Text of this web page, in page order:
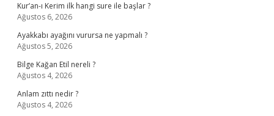
Kur’an-ı Kerim ilk hangi sure ile başlar ?
Ağustos 6, 2026
Ayakkabı ayağını vurursa ne yapmalı ?
Ağustos 5, 2026
Bilge Kağan Etil nereli ?
Ağustos 4, 2026
Anlam zıttı nedir ?
Ağustos 4, 2026